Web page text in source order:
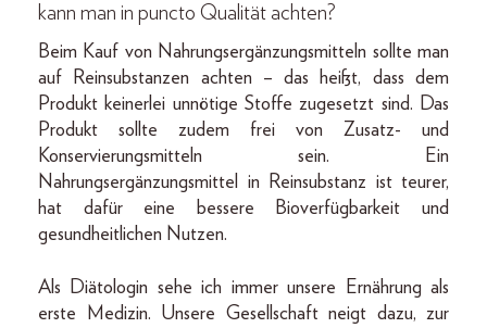
kann man in puncto Qualität achten?
Beim Kauf von Nahrungsergänzungsmitteln sollte man
auf Reinsubstanzen achten – das heißt, dass dem
Produkt keinerlei unnötige Stoffe zugesetzt sind. Das
Produkt sollte zudem frei von Zusatz- und
Konservierungsmitteln sein. Ein
Nahrungsergänzungsmittel in Reinsubstanz ist teurer,
hat dafür eine bessere Bioverfügbarkeit und
gesundheitlichen Nutzen.
Als Diätologin sehe ich immer unsere Ernährung als
erste Medizin. Unsere Gesellschaft neigt dazu, zur